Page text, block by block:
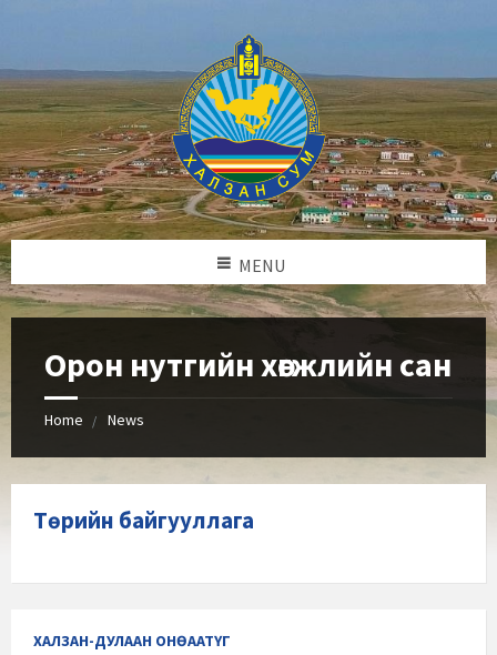
MENU
Орон нутгийн хөгжлийн сан
Home News
Төрийн байгууллага
ХАЛЗАН-ДУЛААН ОНӨААТҮГ